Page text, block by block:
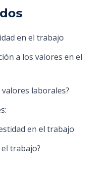
en el trabajo
a los valores en el
valores laborales?
en el trabajo
trabajo?